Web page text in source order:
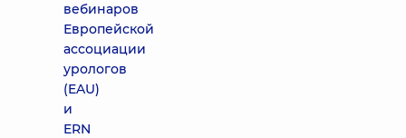
вебинаров
Европейской
ассоциации
урологов
(EAU)
и
ERN